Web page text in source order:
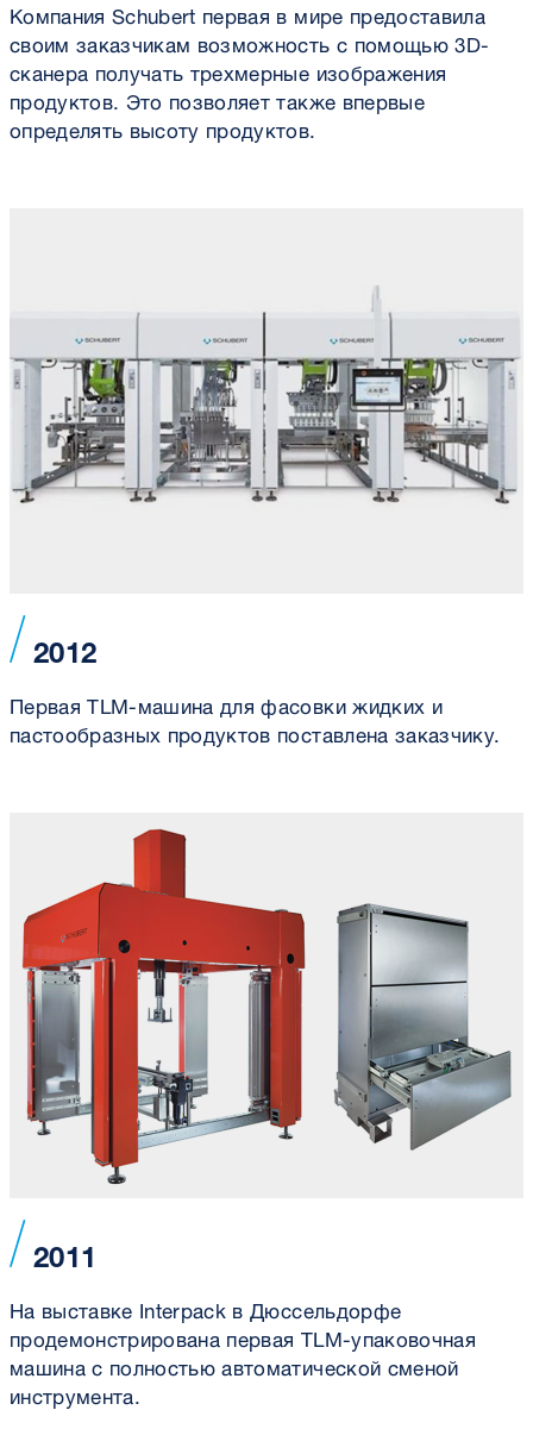
Компания Schubert первая в мире предоставила
своим заказчикам возможность с помощью 3D-
сканера получать трехмерные изображения
продуктов. Это позволяет также впервые
определять высоту продуктов.
2012
Первая TLM-машина для фасовки жидких и
пастообразных продуктов поставлена заказчику.
2011
На выставке Interpack в Дюссельдорфе
продемонстрирована первая TLM-упаковочная
машина с полностью автоматической сменой
инструмента.